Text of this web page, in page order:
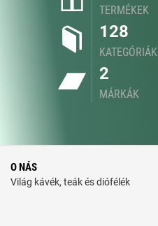
TERMÉKEK
128
KATEGÓRIÁK
2
MÁRKÁK
O NÁS
Világ kávék, teák és diófélék